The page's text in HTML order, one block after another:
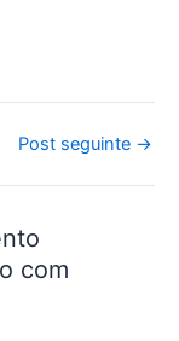
Post seguinte →
com